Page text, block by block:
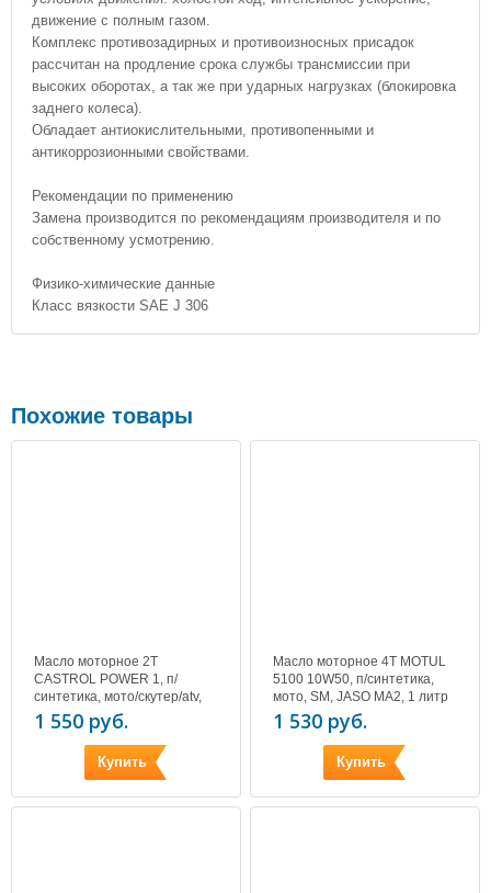
движение с полным газом.
Комплекс противозадирных и противоизносных присадок
рассчитан на продление срока службы трансмиссии при
высоких оборотах, а так же при ударных нагрузках (блокировка
заднего колеса).
Обладает антиокислительными, противопенными и
антикоррозионными свойствами.
Рекомендации по применению
Замена производится по рекомендациям производителя и по
собственному усмотрению.
Физико-химические данные
Класс вязкости SAE J 306
Похожие товары
Масло моторное 2T
CASTROL POWER 1, п/
синтетика, мото/скутер/atv,
TC, JASO FD, 1 литр
1 550 руб.
Купить
Масло моторное 4T MOTUL
5100 10W50, п/синтетика,
мото, SM, JASO MA2, 1 литр
1 530 руб.
Купить